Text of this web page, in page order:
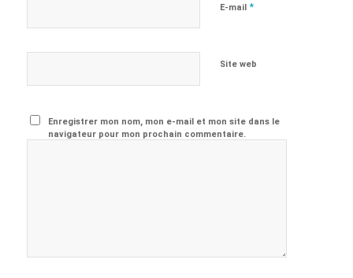
E-mail *
Site web
Enregistrer mon nom, mon e-mail et mon site dans le
navigateur pour mon prochain commentaire.